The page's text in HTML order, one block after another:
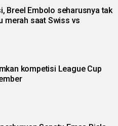
Breel Embolo seharusnya tak
merah saat Swiss vs
kompetisi League Cup